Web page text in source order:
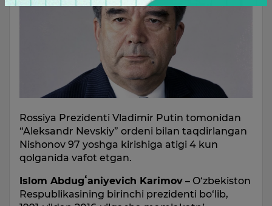
Rossiya Prezidenti Vladimir Putin tomonidan
“Aleksandr Nevskiy” ordeni bilan taqdirlangan
Nishonov 97 yoshga kirishiga atigi 4 kun
qolganida vafot etgan.
Islom Abdugʻaniyevich Karimov – O‘zbekiston
Respublikasining birinchi prezidenti bo‘lib,